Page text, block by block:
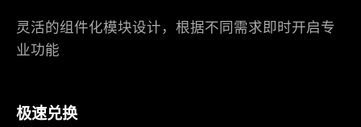
灵活的组件化模块设计，根据不同需求即时开启专
业功能
极速兑换